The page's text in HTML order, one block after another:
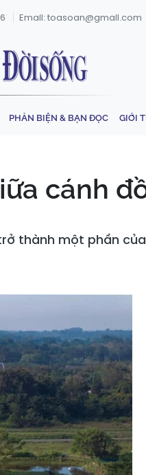
Email: toasoan@gmail.com
PHẢN BIỆN & BẠN ĐỌC GIỚI
cánh
thành một phần